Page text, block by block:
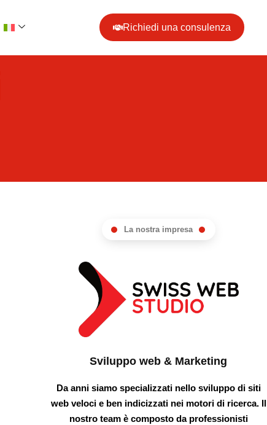
Richiedi una consulenza
La nostra impresa
Sviluppo web & Marketing
Da anni siamo specializzati nello sviluppo di siti
web veloci e ben indicizzati nei motori di ricerca. Il
nostro team è composto da professionisti